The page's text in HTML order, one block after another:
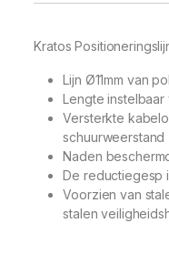
Kratos
Lijn Ø11mm van
Lengte instelbaar
Versterkte
schuurweerstand
Naden
De reductiegesp
Voorzien van
stalen